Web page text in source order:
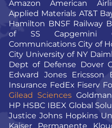
AmazonAmerican
Applied Materials AT&T
Hamilton BNSF Railway
of SSCapgemini
CommunicationsCity of
City University of NY
Dept of Defense Dover
Edward Jones Ericsson
Insurance FedEx Fiserv
Gilead Sciences
HP HSBCIBEX Global
Justice Johns Hopkins
Kaiser Permanente